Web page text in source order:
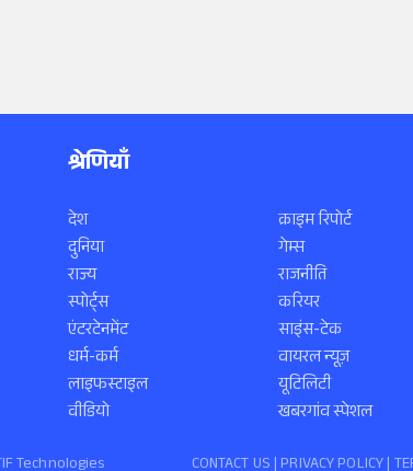
श्रेणियाँ
देश
दुनिया
राज्य
स्पोर्ट्स
एंटरटेनमेंट
धर्म-कर्म
लाइफस्टाइल
वीडियो
क्राइम रिपोर्ट
गेम्स
राजनीति
करियर
साइंस-टेक
वायरल न्यूज़
यूटिलिटी
खबरगांव स्पेशल